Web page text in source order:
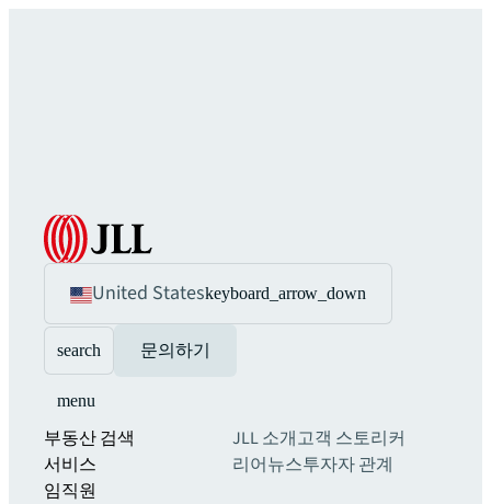
United Stateskeyboard_arrow_down
search 문의하기
menu
부동산 검색
서비스
임직원
JLL 소개고객 스토리커
리어뉴스투자자 관계